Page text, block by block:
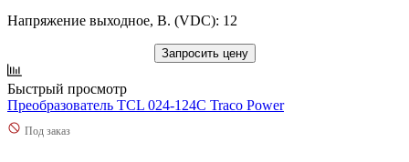
Напряжение выходное, В. (VDC): 12
Запросить цену
Быстрый просмотр
Преобразователь TCL 024-124C Traco Power
Под заказ